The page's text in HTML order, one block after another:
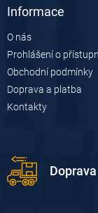
Informace
O nás
Prohlášení o
Obchodní podmínky
Doprava a platba
Kontakty